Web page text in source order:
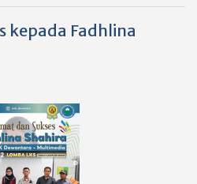
kepada Fadhlina